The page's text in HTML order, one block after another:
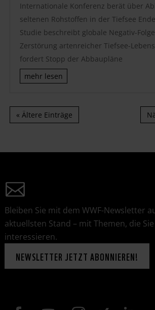
Internationale Konferenz berät über
seltenen Rohstoffen in der Tiefsee
Studie beschreibt globale Negativ-
Zerstörung artenreicher Tiefsee-
fordert Stopp der Abbaupläne
mehr lesen
« Ältere Einträge
Bleiben Sie mit dem WWF-Newsletter
aktuellsten Stand – mit Themen, die Sie
interessieren.
NEWSLETTER JETZT ABONNIEREN!